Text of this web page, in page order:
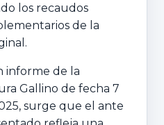
los recaudos
de la
informe de la
Gallino de fecha 7
surge que el ante